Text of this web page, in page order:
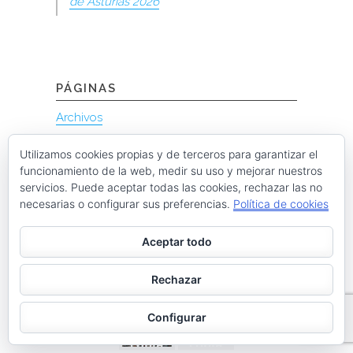
PÁGINAS
Archivos
Política de privacidad
IMÁGENES DE LA CUBILLA 2026
22-
DSC74
82-
copia
DSC74
53-
copia
34-
DSC74
31-
copia
19-
copia
Utilizamos cookies propias y de terceros para garantizar el
funcionamiento de la web, medir su uso y mejorar nuestros
servicios. Puede aceptar todas las cookies, rechazar las no
necesarias o configurar sus preferencias. Política de cookies
Aceptar todo
Rechazar
Configurar